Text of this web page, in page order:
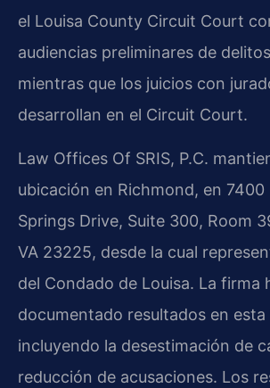
el Louisa County Circuit Court
audiencias preliminares de
mientras que los juicios con
desarrollan en el Circuit Court.
Law Offices Of SRIS, P.C.
ubicación en Richmond, en 7400
Springs Drive, Suite 300, Room
VA 23225, desde la cual
del Condado de Louisa. La firma
documentado resultados en esta
incluyendo la desestimación de
reducción de acusaciones. Los